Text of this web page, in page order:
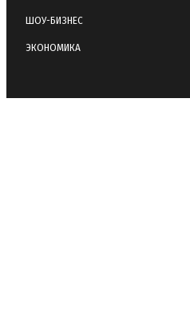
ШОУ-БИЗНЕС
ЭКОНОМИКА